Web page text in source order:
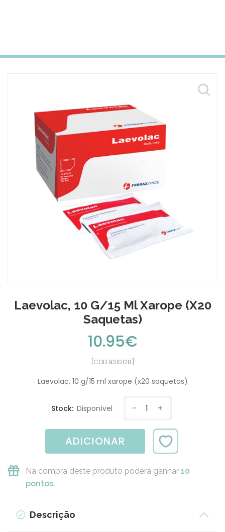
Laevolac, 10 G/15 Ml Xarope (x20
Saquetas)
10.95€
[COD 9310128]
Laevolac, 10 g/15 ml xarope (x20 saquetas)
Stock: Disponível - 1 +
ADICIONAR
Na compra deste produto poderá ganhar 10
pontos.
Descrição